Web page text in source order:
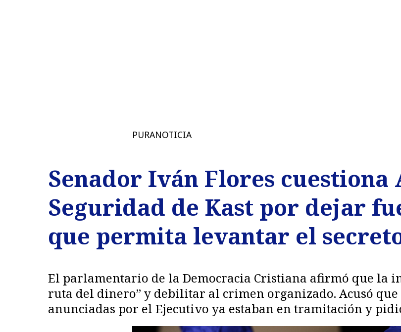
PURANOTICIA
Senador Iván Flores cuestiona
Seguridad de Kast por dejar
que permita levantar el
El parlamentario de la Democracia Cristiana afirmó que la
ruta del dinero” y debilitar al crimen organizado. Acusó
anunciadas por el Ejecutivo ya estaban en tramitación y